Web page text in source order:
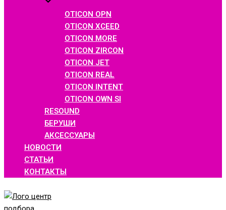
OTICON OPN
OTICON XCEED
OTICON MORE
OTICON ZIRCON
OTICON JET
OTICON REAL
OTICON INTENT
OTICON OWN SI
RESOUND
БЕРУШИ
АКСЕССУАРЫ
НОВОСТИ
СТАТЬИ
КОНТАКТЫ